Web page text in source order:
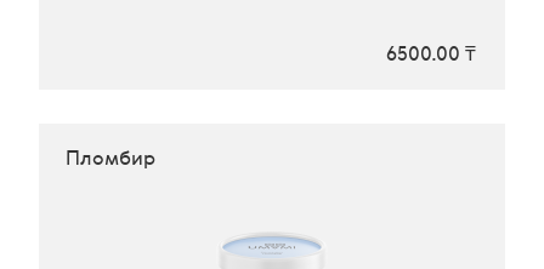
6500.00 ₸
Пломбир